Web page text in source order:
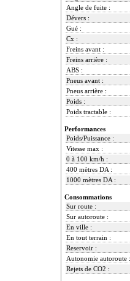
Angle de fuite :
Dévers :
Gué :
Cx :
Freins avant :
Freins arrière :
ABS :
Pneus avant :
Pneus arrière :
Poids :
Poids tractable :
Performances
Poids/Puissance :
Vitesse max :
0 à 100 km/h :
400 mètres DA :
1000 mètres DA :
Consommations
Sur route :
Sur autoroute :
En ville :
En tout terrain :
Reservoir :
Autonomie autoroute :
Rejets de CO2 :